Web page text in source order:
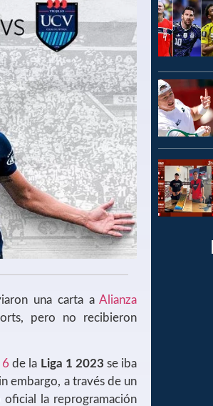
una carta aAlianza
pero no recibieron
de la Liga 1 2023 se iba
embargo, a través de un
oficial la reprogramación